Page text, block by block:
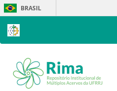
Skip
navigation
BRASIL